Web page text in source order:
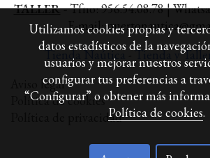
TALLER-Tfno: 956.54.08.78 |
E-mail:
Tienda Naútica -Tienda y
Aviso legal
Política de cookies
Política de privacidad
Utilizamos cookies propias y
datos estadísticos de la
usuarios y mejorar nuestros
configurar tus preferencias a
“Configurar” o obtener más
Política de cookies.